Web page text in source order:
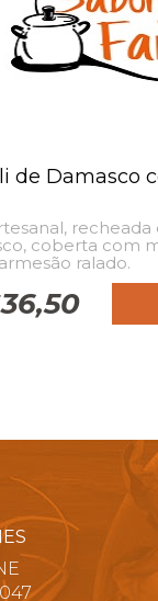
de Damasco
coberta com
ralado.
36,50